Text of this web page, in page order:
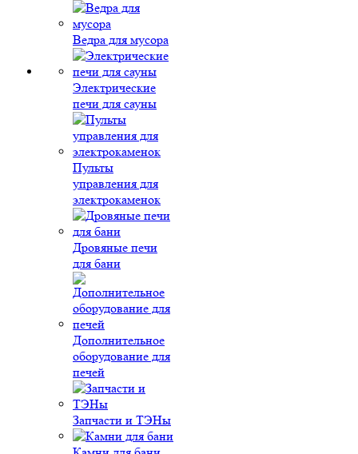
Ведра для мусора
Электрические
печи для сауны
Пульты
управления для
электрокаменок
Дровяные печи
для бани
Дополнительное
оборудование для
печей
Запчасти и ТЭНы